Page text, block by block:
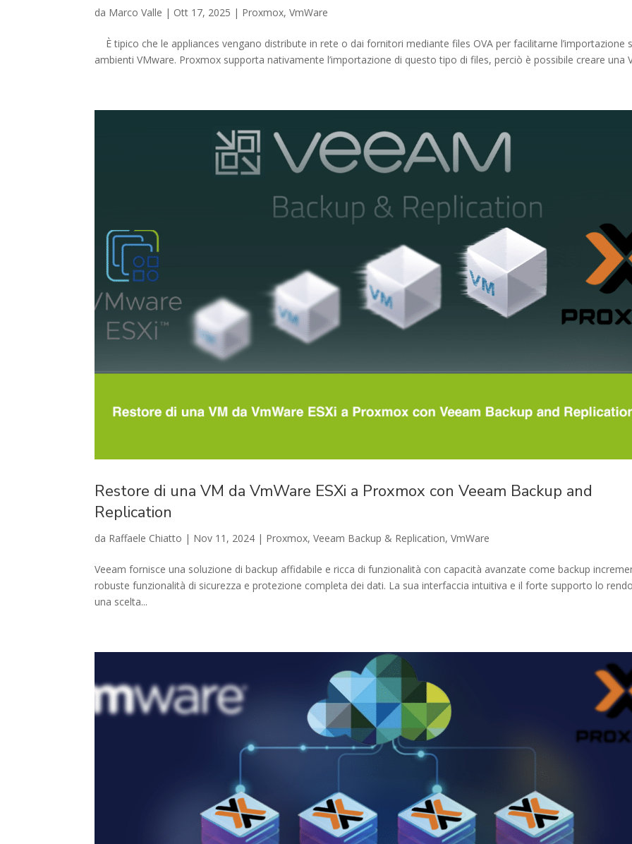
da Marco Valle | Ott 17, 2025 | Proxmox,VmWare
È tipico che le appliances vengano distribute in rete o dai fornitori mediante files OVA per facilitarne l’importazione
ambienti VMware. Proxmox supporta nativamente l’importazione di questo tipo di files, perciò è possibile creare una
Restore di una VM da VmWare ESXi a Proxmox con Veeam Backup and
Replication
da Raffaele Chiatto | Nov 11, 2024 | Proxmox,Veeam Backup & Replication,VmWare
Veeam fornisce una soluzione di backup affidabile e ricca di funzionalità con capacità avanzate come backup
robuste funzionalità di sicurezza e protezione completa dei dati. La sua interfaccia intuitiva e il forte supporto lo
una scelta...